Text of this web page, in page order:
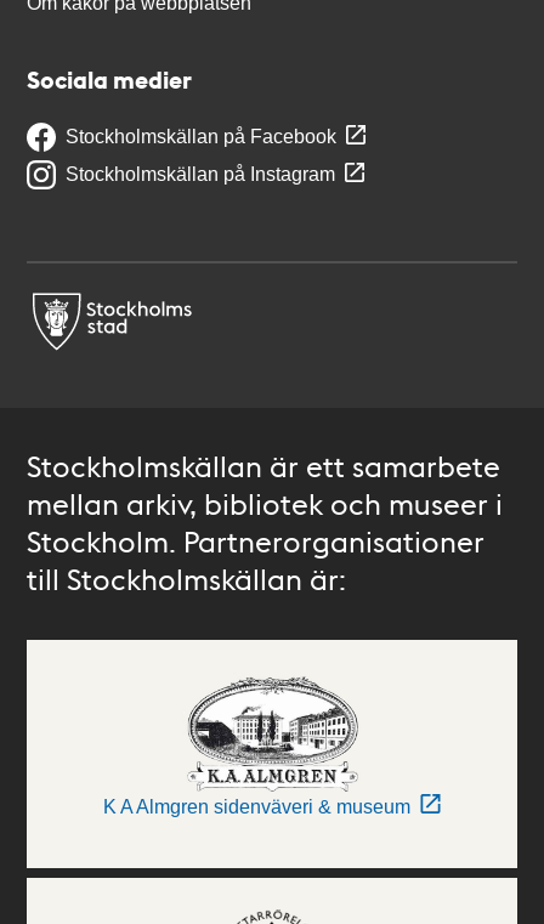
Sociala medier
Stockholmskällan på Facebook
Stockholmskällan på Instagram
Stockholmskällan är ett samarbete
mellan arkiv, bibliotek och museer i
Stockholm. Partnerorganisationer
till Stockholmskällan är:
K A Almgren sidenväveri & museum